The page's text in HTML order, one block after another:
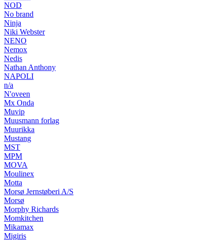
NOD
No brand
Ninja
Niki Webster
NENO
Nemox
Nedis
Nathan Anthony
NAPOLI
n/a
N'oveen
Mx Onda
Muvip
Muusmann forlag
Muurikka
Mustang
MST
MPM
MOVA
Moulinex
Motta
Morsø Jernstøberi A/S
Morsø
Morphy Richards
Momkitchen
Mikamax
Migiris